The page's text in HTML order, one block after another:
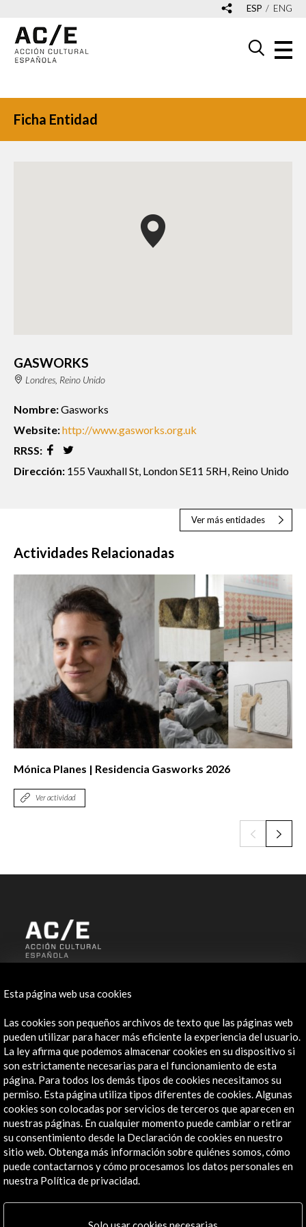
ESP ENG
Ficha Entidad
GASWORKS
Londres, Reino Unido
Nombre:Gasworks
Website:http://www.gasworks.org.uk
RRSS:
Dirección: 155 Vauxhall St, London SE11 5RH, Reino Unido
Ver más entidades
Actividades Relacionadas
Mónica Planes | Residencia Gasworks 2026
Ver actividad
AC/E
Contacta
info@accioncultural.es
+34 91 700 4000
José Abascal, 4 - 4º
28003 Madrid, España
Canales de contacto
Explora
Esta página web usa cookies
Las cookies son pequeños archivos de texto que las páginas web
pueden utilizar para hacer más eficiente la experiencia del usuario.
La ley afirma que podemos almacenar cookies en su dispositivo si
son estrictamente necesarias para el funcionamiento de esta
página. Para todos los demás tipos de cookies necesitamos su
permiso. Esta página utiliza tipos diferentes de cookies. Algunas
cookies son colocadas por servicios de terceros que aparecen en
nuestras páginas. En cualquier momento puede cambiar o retirar
su consentimiento desde la Declaración de cookies en nuestro
sitio web. Obtenga más información sobre quiénes somos, cómo
puede contactarnos y cómo procesamos los datos personales en
nuestra Política de privacidad.